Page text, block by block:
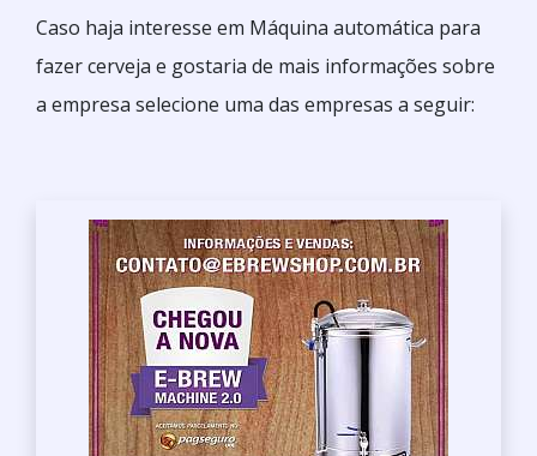
Caso haja interesse em Máquina automática para
fazer cerveja e gostaria de mais informações sobre
a empresa selecione uma das empresas a seguir: